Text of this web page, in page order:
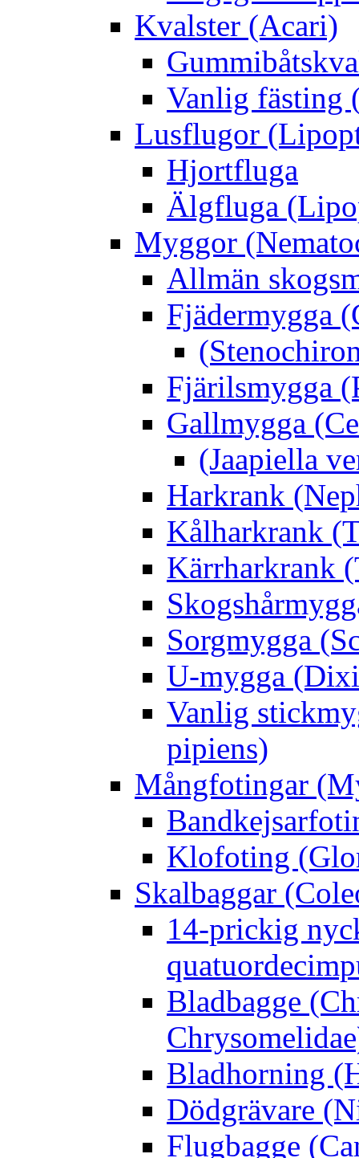
Kvalster (Acari)
Vanlig fästing
Lusflugor
Hjortfluga
Älgfluga
Myggor
Allmän
Fjädermygga
Fjärilsmygga
Gallmygga
(Jaapiella
Harkrank
Kålharkrank
Kärrharkrank
Sorgmygga
U-mygga
Vanlig
pipiens)
Mångfotingar
Klofoting
Skalbaggar
14-prickig
Bladbagge
Bladhorning
Dödgrävare
Flugbagge